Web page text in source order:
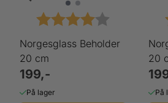
Karakter: 4.0 av 5
Norgesglass Beholder
20 cm
199,-
På lager
20
På